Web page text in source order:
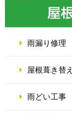
雨漏り修理
屋根葺き替え
雨どい工事